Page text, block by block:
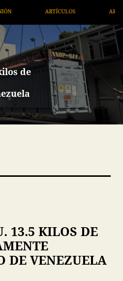
ARTÍCULOS ARTE /
de
13.5 KILOS DE
DE VENEZUELA